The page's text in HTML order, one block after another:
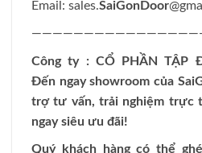
Email: sales.SaiGonDoor
Công ty : CỔ PHẦN TẬP
Đến ngay showroom của
trợ tư vấn, trải nghiệm trực
ngay siêu ưu đãi!
Quý khách hàng có thể